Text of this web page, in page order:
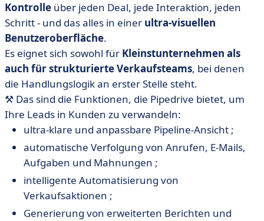
Kontrolle über jeden Deal, jede Interaktion, jeden
Schritt - und das alles in einer ultra-visuellen
Benutzeroberfläche.
Es eignet sich sowohl für Kleinstunternehmen als
auch für strukturierte Verkaufsteams, bei denen
die Handlungslogik an erster Stelle steht.
⚒️ Das sind die Funktionen, die Pipedrive bietet, um
Ihre Leads in Kunden zu verwandeln:
ultra-klare und anpassbare Pipeline-Ansicht ;
automatische Verfolgung von Anrufen, E-Mails,
Aufgaben und Mahnungen ;
intelligente Automatisierung von
Verkaufsaktionen ;
Generierung von erweiterten Berichten und